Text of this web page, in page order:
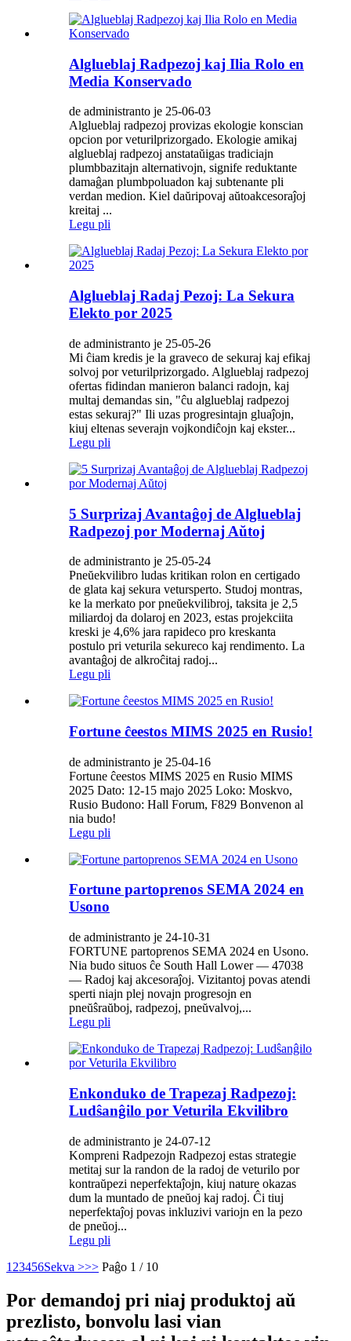
Alglueblaj Radpezoj kaj Ilia Rolo en
Media Konservado
de administranto je 25-06-03
Alglueblaj radpezoj provizas ekologie konscian
opcion por veturilprizorgado. Ekologie amikaj
alglueblaj radpezoj anstataŭigas tradiciajn
plumbbazitajn alternativojn, signife reduktante
damaĝan plumbpoluadon kaj subtenante pli
verdan medion. Kiel daŭripovaj aŭtoakcesoraĵoj
kreitaj ...
Legu pli
Alglueblaj Radaj Pezoj: La Sekura
Elekto por 2025
de administranto je 25-05-26
Mi ĉiam kredis je la graveco de sekuraj kaj efikaj
solvoj por veturilprizorgado. Alglueblaj radpezoj
ofertas fidindan manieron balanci radojn, kaj
multaj demandas sin, "ĉu alglueblaj radpezoj
estas sekuraj?" Ili uzas progresintajn gluaĵojn,
kiuj eltenas severajn vojkondiĉojn kaj ekster...
Legu pli
5 Surprizaj Avantaĝoj de Alglueblaj
Radpezoj por Modernaj Aŭtoj
de administranto je 25-05-24
Pneŭekvilibro ludas kritikan rolon en certigado
de glata kaj sekura vetursperto. Studoj montras,
ke la merkato por pneŭekvilibroj, taksita je 2,5
miliardoj da dolaroj en 2023, estas projekciita
kreski je 4,6% jara rapideco pro kreskanta
postulo pri veturila sekureco kaj rendimento. La
avantaĝoj de alkroĉitaj radoj...
Legu pli
Fortune ĉeestos MIMS 2025 en Rusio!
de administranto je 25-04-16
Fortune ĉeestos MIMS 2025 en Rusio MIMS
2025 Dato: 12-15 majo 2025 Loko: Moskvo,
Rusio Budono: Hall Forum, F829 Bonvenon al
nia budo!
Legu pli
Fortune partoprenos SEMA 2024 en
Usono
de administranto je 24-10-31
FORTUNE partoprenos SEMA 2024 en Usono.
Nia budo situos ĉe South Hall Lower — 47038
— Radoj kaj akcesoraĵoj. Vizitantoj povas atendi
sperti niajn plej novajn progresojn en
pneŭŝraŭboj, radpezoj, pneŭvalvoj,...
Legu pli
Enkonduko de Trapezaj Radpezoj:
Ludŝanĝilo por Veturila Ekvilibro
de administranto je 24-07-12
Kompreni Radpezojn Radpezoj estas strategie
metitaj sur la randon de la radoj de veturilo por
kontraŭpezi neperfektaĵojn, kiuj nature okazas
dum la muntado de pneŭoj kaj radoj. Ĉi tiuj
neperfektaĵoj povas inkluzivi variojn en la pezo
de pneŭoj...
Legu pli
1 23456Sekva >>> Paĝo 1 / 10
Por demandoj pri niaj produktoj aŭ
prezlisto, bonvolu lasi vian